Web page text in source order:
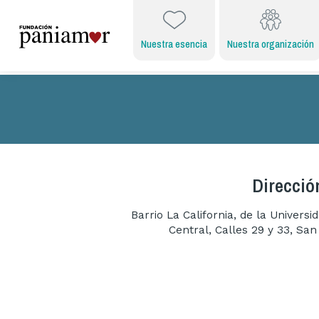
Nuestra esencia Nuestra organización
Barrio La California, de la
Central, Calles 29 y 33,